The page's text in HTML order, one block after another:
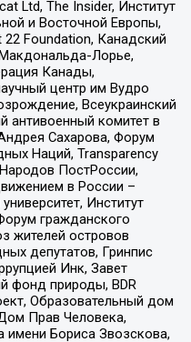
Ltd, The Insider, Институт
и Восточной Европы,
Foundation, Канадский
Макдональда-Лорье,
Канады,
центр им Вудро
Всеукраинский
антивоенный комитет в
Сахарова, Форум
Наций, Transparеncy
ПостРоссии,
в России –
Институт
гражданского
жителей островов
депутатов, Гринпис
Инк, Завет
фонд природы, BDR
Образовательный дом
Прав Человека,
имени Бориса Звозскова,